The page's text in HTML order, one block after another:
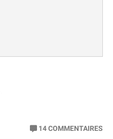
14COMMENTAIRES